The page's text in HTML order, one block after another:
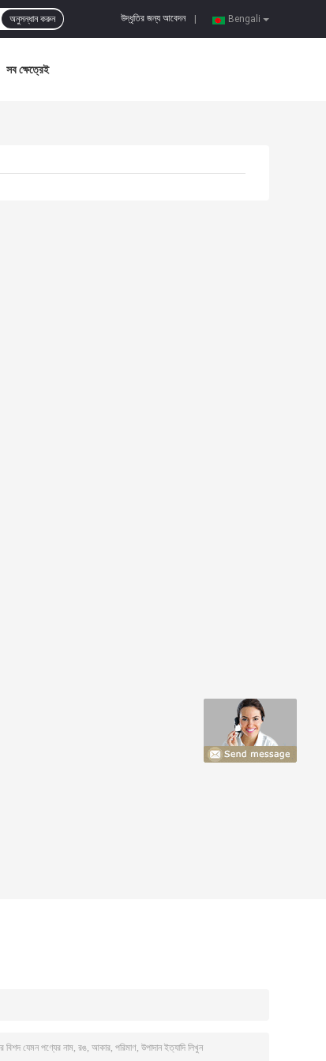
Bengali
উদ্ধৃতির জন্য আবেদন
অনুসন্ধান করুন
সব ক্ষেত্রেই